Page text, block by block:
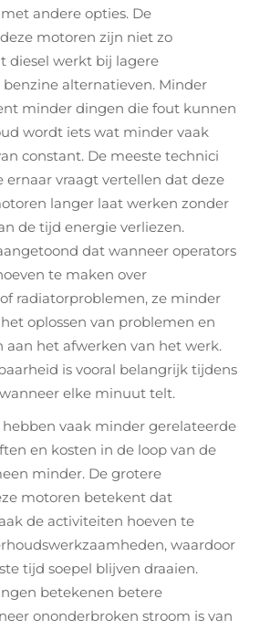
andere opties. De
motoren zijn niet zo
diesel werkt bij lagere
alternatieven. Minder
minder dingen die fout kunnen
wordt iets wat minder vaak
constant. De meeste technici
ernaar vraagt vertellen dat deze
langer laat werken zonder
de tijd energie verliezen.
dat wanneer operators
te maken over
radiatorproblemen, ze minder
oplossen van problemen en
aan het afwerken van het werk.
is vooral belangrijk tijdens
elke minuut telt.
vaak minder gerelateerde
en kosten in de loop van de
minder. De grotere
motoren betekent dat
de activiteiten hoeven te
waardoor
tijd soepel blijven draaien.
betekenen betere
ononderbroken stroom is van